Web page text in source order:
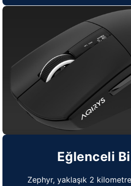
Eğlenceli
Zephyr, yaklaşık 2